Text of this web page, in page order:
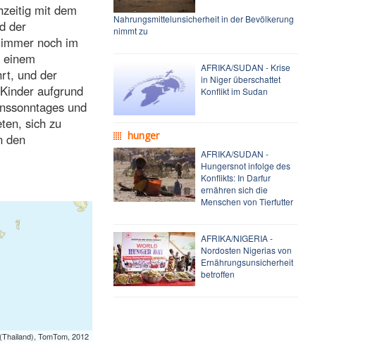
mit dem
der
noch im
und der
aufgrund
und
sich zu
den
TomTom, 2012
Nahrungsmittelunsicherheit in der Bevölkerung
nimmt zu
AFRIKA/SUDAN - Krise
in Niger überschattet
Konflikt im Sudan
hunger
AFRIKA/SUDAN -
Hungersnot infolge des
Konflikts: In Darfur
ernähren sich die
Menschen von Tierfutter
AFRIKA/NIGERIA -
Nordosten Nigerias von
Ernährungsunsicherheit
betroffen